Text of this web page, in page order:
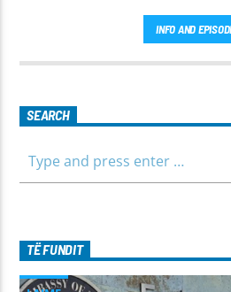
informues dhe më të ngrohtë,
para të ditës me përmbajtje të
INFO AND
SEARCH
TË FUNDIT